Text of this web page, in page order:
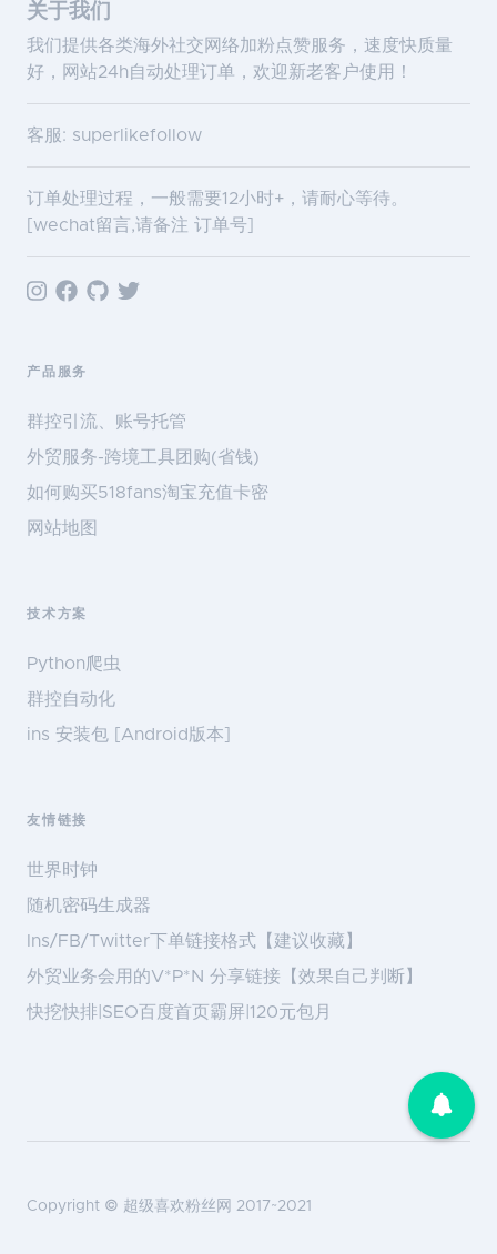
关于我们
我们提供各类海外社交网络加粉点赞服务，速度快质量
好，网站24h自动处理订单，欢迎新老客户使用！
客服: superlikefollow
订单处理过程，一般需要12小时+，请耐心等待。
[wechat留言,请备注 订单号]
产品服务
群控引流、账号托管
外贸服务-跨境工具团购(省钱)
如何购买518fans淘宝充值卡密
网站地图
技术方案
Python爬虫
群控自动化
ins 安装包 [Android版本]
友情链接
世界时钟
随机密码生成器
Ins/FB/Twitter下单链接格式【建议收藏】
外贸业务会用的V*P*N 分享链接【效果自己判断】
快挖快排|SEO百度首页霸屏|120元包月
Copyright © 超级喜欢粉丝网 2017~2021